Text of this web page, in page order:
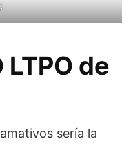
LTPO de
sería la